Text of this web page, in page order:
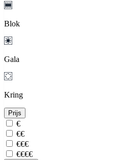
Blok
Gala
Kring
Prijs
€
€€
€€€
€€€€